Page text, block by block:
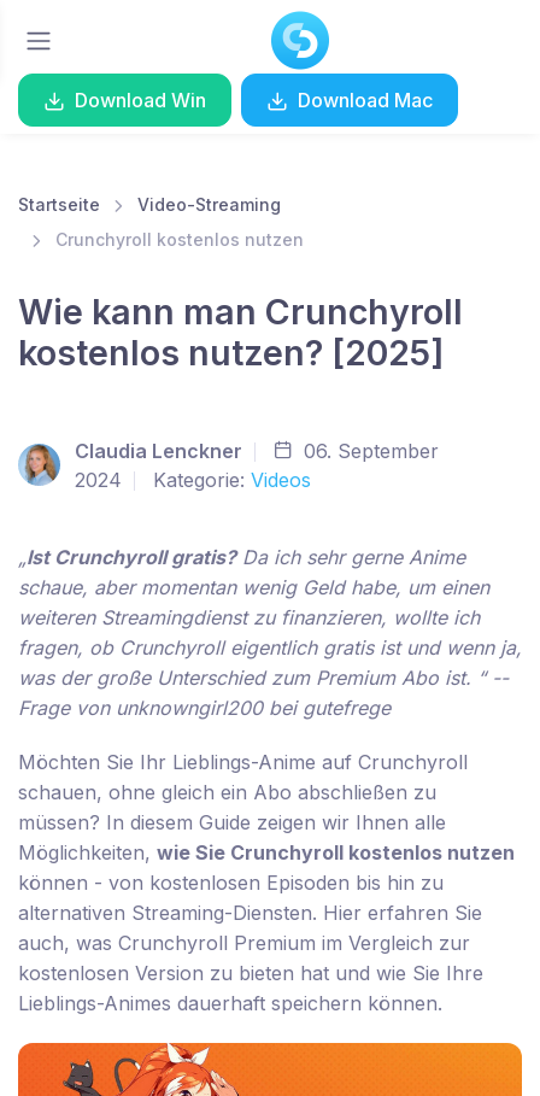
Download Win Download Mac
Startseite
Video-Streaming
Crunchyroll kostenlos nutzen
Wie kann man Crunchyroll
kostenlos nutzen? [2025]
Claudia Lenckner
06. September
2024
Kategorie: Videos
„Ist Crunchyroll gratis?Da ich sehr gerne Anime
schaue, aber momentan wenig Geld habe, um einen
weiteren Streamingdienst zu finanzieren, wollte ich
fragen, ob Crunchyroll eigentlich gratis ist und wenn ja,
was der große Unterschied zum Premium Abo ist. “ --
Frage von unknowngirl200 bei gutefrege
Möchten Sie Ihr Lieblings-Anime auf Crunchyroll
schauen, ohne gleich ein Abo abschließen zu
müssen? In diesem Guide zeigen wir Ihnen alle
Möglichkeiten, wie Sie Crunchyroll kostenlos nutzen
können - von kostenlosen Episoden bis hin zu
alternativen Streaming-Diensten. Hier erfahren Sie
auch, was Crunchyroll Premium im Vergleich zur
kostenlosen Version zu bieten hat und wie Sie Ihre
Lieblings-Animes dauerhaft speichern können.